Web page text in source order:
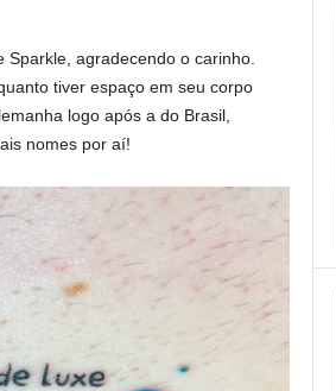
Sparkle, agradecendo o carinho.
tiver espaço em seu corpo
logo após a do Brasil,
nomes por aí!